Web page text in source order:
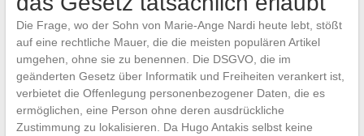
Die Frage, wo der Sohn von Marie-Ange Nardi heute lebt, stößt
auf eine rechtliche Mauer, die die meisten populären Artikel
umgehen, ohne sie zu benennen. Die DSGVO, die im
geänderten Gesetz über Informatik und Freiheiten verankert ist,
verbietet die Offenlegung personenbezogener Daten, die es
ermöglichen, eine Person ohne deren ausdrückliche
Zustimmung zu lokalisieren. Da Hugo Antakis selbst keine